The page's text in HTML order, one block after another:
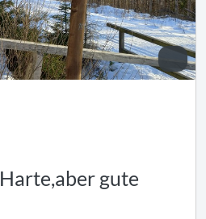
Harte,aber gute